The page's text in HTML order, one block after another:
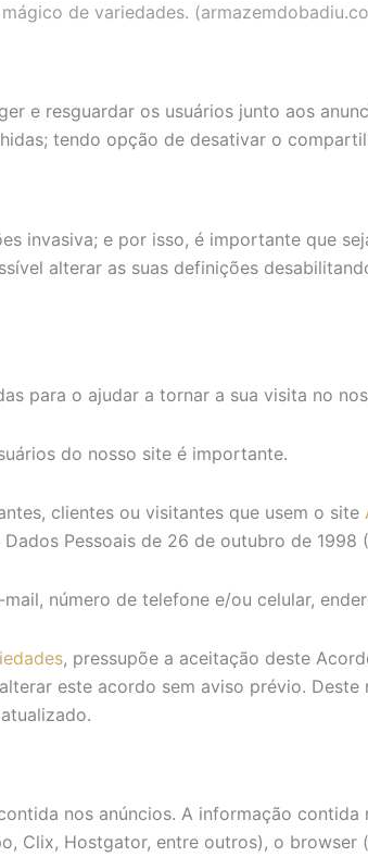
de variedades.
e resguardar os usuários junto aos
tendo opção de desativar o
invasiva; e por isso, é importante que
alterar as suas definições
para o ajudar a tornar a sua visita no
do nosso site é importante.
clientes ou visitantes que usem o site
Pessoais de 26 de outubro de 1998
número de telefone e/ou celular,
, pressupõe a aceitação deste
este acordo sem aviso prévio.
nos anúncios. A informação contida
Clix, Hostgator, entre outros), o